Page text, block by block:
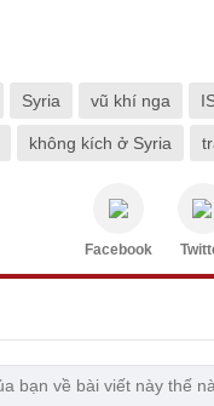
Syria vũ khí nga
không kích ở Syria
Facebook